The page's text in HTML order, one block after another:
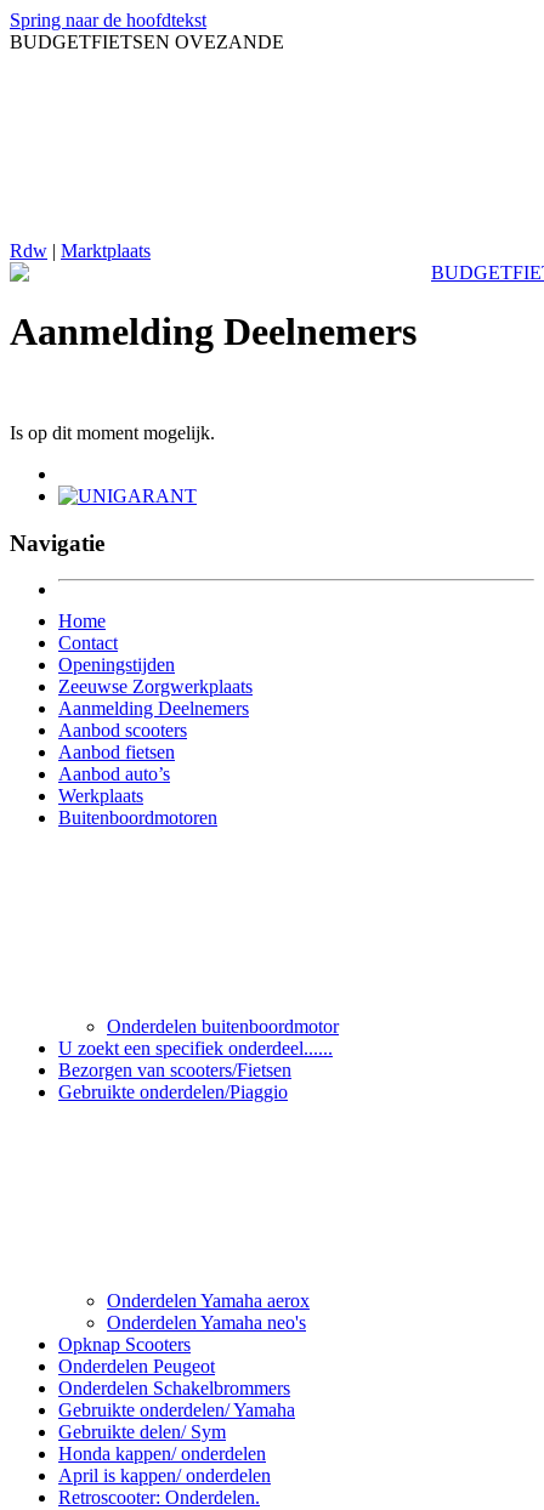
Spring naar de hoofdtekst
BUDGETFIETSEN OVEZANDE
Rdw | Marktplaats
Aanmelding Deelnemers
Is op dit moment mogelijk.
Navigatie
Home
Contact
Openingstijden
Zeeuwse Zorgwerkplaats
Aanmelding Deelnemers
Aanbod scooters
Aanbod fietsen
Aanbod auto’s
Werkplaats
Buitenboordmotoren
Onderdelen buitenboordmotor
U zoekt een specifiek onderdeel......
Bezorgen van scooters/Fietsen
Gebruikte onderdelen/Piaggio
Onderdelen Yamaha aerox
Onderdelen Yamaha neo's
Opknap Scooters
Onderdelen Peugeot
Onderdelen Schakelbrommers
Gebruikte onderdelen/ Yamaha
Gebruikte delen/ Sym
Honda kappen/ onderdelen
April is kappen/ onderdelen
Retroscooter: Onderdelen.